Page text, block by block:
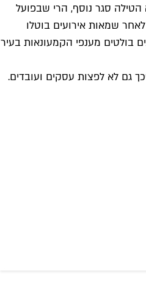
סגר נוסף, הרי שבפועל
שמאות אירועים בוטלו
בולטים מענפי הקמעונאות בעיר
גם לא לפצות עסקים ועובדים.